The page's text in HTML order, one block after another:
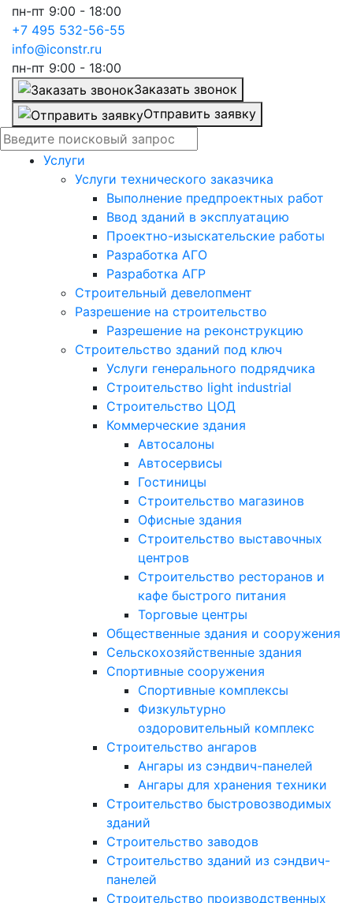
пн-пт 9:00 - 18:00
+7 495 532-56-55
info@iconstr.ru
пн-пт 9:00 - 18:00
Заказать звонок
Отправить заявку
Услуги
Услуги технического заказчика
Выполнение предпроектных работ
Ввод зданий в эксплуатацию
Проектно-изыскательские работы
Разработка АГО
Разработка АГР
Строительный девелопмент
Разрешение на строительство
Разрешение на реконструкцию
Строительство зданий под ключ
Услуги генерального подрядчика
Строительство light industrial
Строительство ЦОД
Коммерческие здания
Автосалоны
Автосервисы
Гостиницы
Строительство магазинов
Офисные здания
Строительство выставочных
центров
Строительство ресторанов и
кафе быстрого питания
Торговые центры
Общественные здания и сооружения
Сельскохозяйственные здания
Спортивные сооружения
Спортивные комплексы
Физкультурно
оздоровительный комплекс
Строительство ангаров
Ангары из сэндвич-панелей
Ангары для хранения техники
Строительство быстровозводимых
зданий
Строительство заводов
Строительство зданий из сэндвич-
панелей
Строительство производственных